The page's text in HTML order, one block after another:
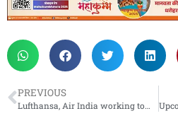
PREVIOUS
Lufthansa, Air India working towards a strong commercial partnership: CEO Carsten Spohr